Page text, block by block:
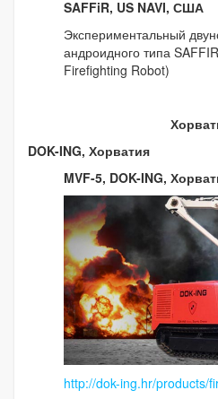
SAFFiR, US NAVI, США
Экспериментальный
андроидного типа
Firefighting Robot)
DOK-ING, Хорватия
MVF-5, DOK-ING,
http://dok-ing.hr/products/